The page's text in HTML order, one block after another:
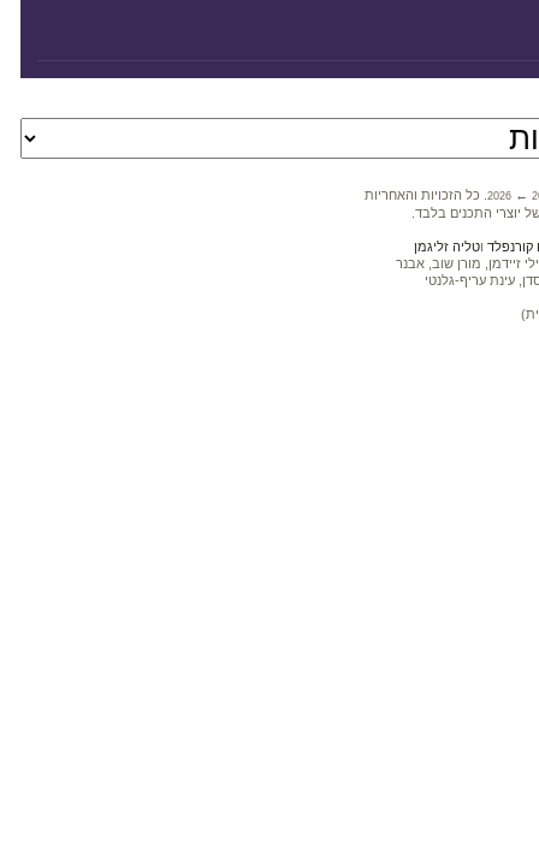
2026 ←
. כל הזכויות והאחריות
יוצרי התכנים בלבד.
וטליה זליגמן
זיידמן, מורן שוב, אבנר
עינת עריף-גלנטי